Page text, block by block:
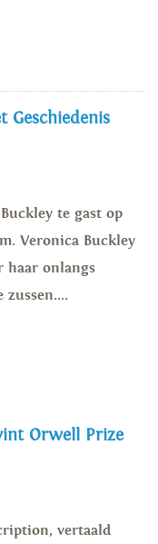
Geschiedenis
te gast op
Veronica Buckley
haar onlangs
zussen....
Orwell Prize
vertaald